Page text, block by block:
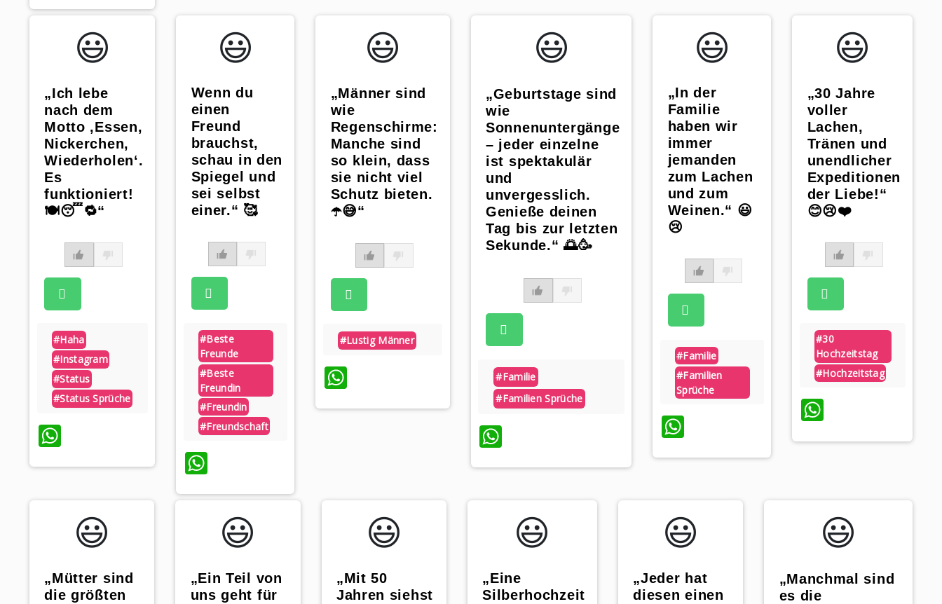
😃️
„Ich lebe
nach dem
Motto ‚Essen,
Nickerchen,
Wiederholen‘.
Es
funktioniert!
🍽️😴🔁“
#haha
#instagram
#status
#status Sprüche
WhatsApp
😃️
Wenn du
einen
Freund
brauchst,
schau in den
Spiegel und
sei selbst
einer.“ 🥰
#beste
Freunde
#beste
Freundin
#freundin
#freundschaft
WhatsApp
😃️
„Männer sind
wie
Regenschirme:
Manche sind
so klein, dass
sie nicht viel
Schutz bieten.
☂️😅“
#lustig Männer
WhatsApp
😃️
„Geburtstage sind
wie
Sonnenuntergänge
– jeder einzelne
ist spektakulär
und
unvergesslich.
Genieße deinen
Tag bis zur letzten
Sekunde.“ 🌅🥳
#familie
#familien Sprüche
😃️
„In der
Familie
haben wir
immer
jemanden
zum Lachen
und zum
Weinen.“ 😃
😢
#familie
#familien
Sprüche
WhatsApp
😃️
„30 Jahre
voller
Lachen,
Tränen und
unendlicher
Expeditionen
der Liebe!“
😊😢❤️
#30
Hochzeitstag
#hochzeitstag
WhatsApp
😃️
„Mütter sind
die größten
😃️
„Ein Teil von
uns geht für
😃️
„Mit 50
Jahren siehst
😃️
„Eine
Silberhochzeit
😃️
„Jeder hat
diesen einen
😃️
„Manchmal sind
es die